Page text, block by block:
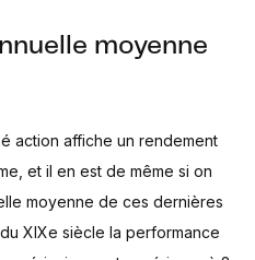
moyenne
action affiche un rendement
et il en est de même si on
moyenne de ces dernières
XIXe siècle la performance